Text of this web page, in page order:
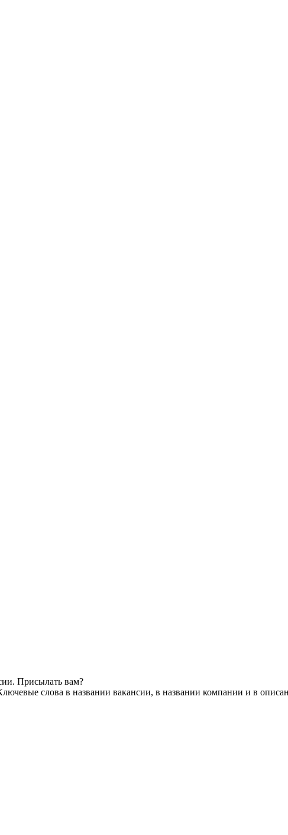
Присылать вам?
слова в названии вакансии, в названии компании и в